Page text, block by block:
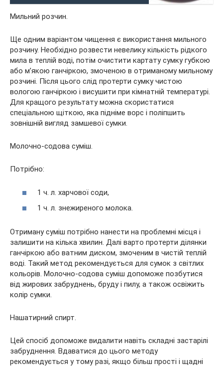
Мильний розчин.
Ще одним варіантом чищення є використання мильного
розчину. Необхідно розвести невелику кількість рідкого
мила в теплій воді, потім очистити картату сумку губкою
або м’якою ганчіркою, змоченою в отриманому мильному
розчині. Після цього слід протерти сумку чистою
вологою ганчіркою і висушити при кімнатній температурі.
Для кращого результату можна скористатися
спеціальною щіткою, яка підніме ворс і поліпшить
зовнішній вигляд замшевої сумки.
Молочно-содова суміш.
Потрібно:
1 ч. л. харчової соди,
1 ч. л. знежиреного молока.
Отриману суміш потрібно нанести на проблемні місця і
залишити на кілька хвилин. Далі варто протерти ділянки
ганчіркою або ватним диском, змоченим в чистій теплій
воді. Такий метод рекомендується для сумок з світлих
кольорів. Молочно-содова суміш допоможе позбутися
від жирових забруднень, бруду і пилу, а також освіжить
колір сумки.
Нашатирний спирт.
Цей спосіб допоможе видалити навіть складні застарілі
забруднення. Вдаватися до цього методу
рекомендується у тому разі, якщо більш прості і щадні